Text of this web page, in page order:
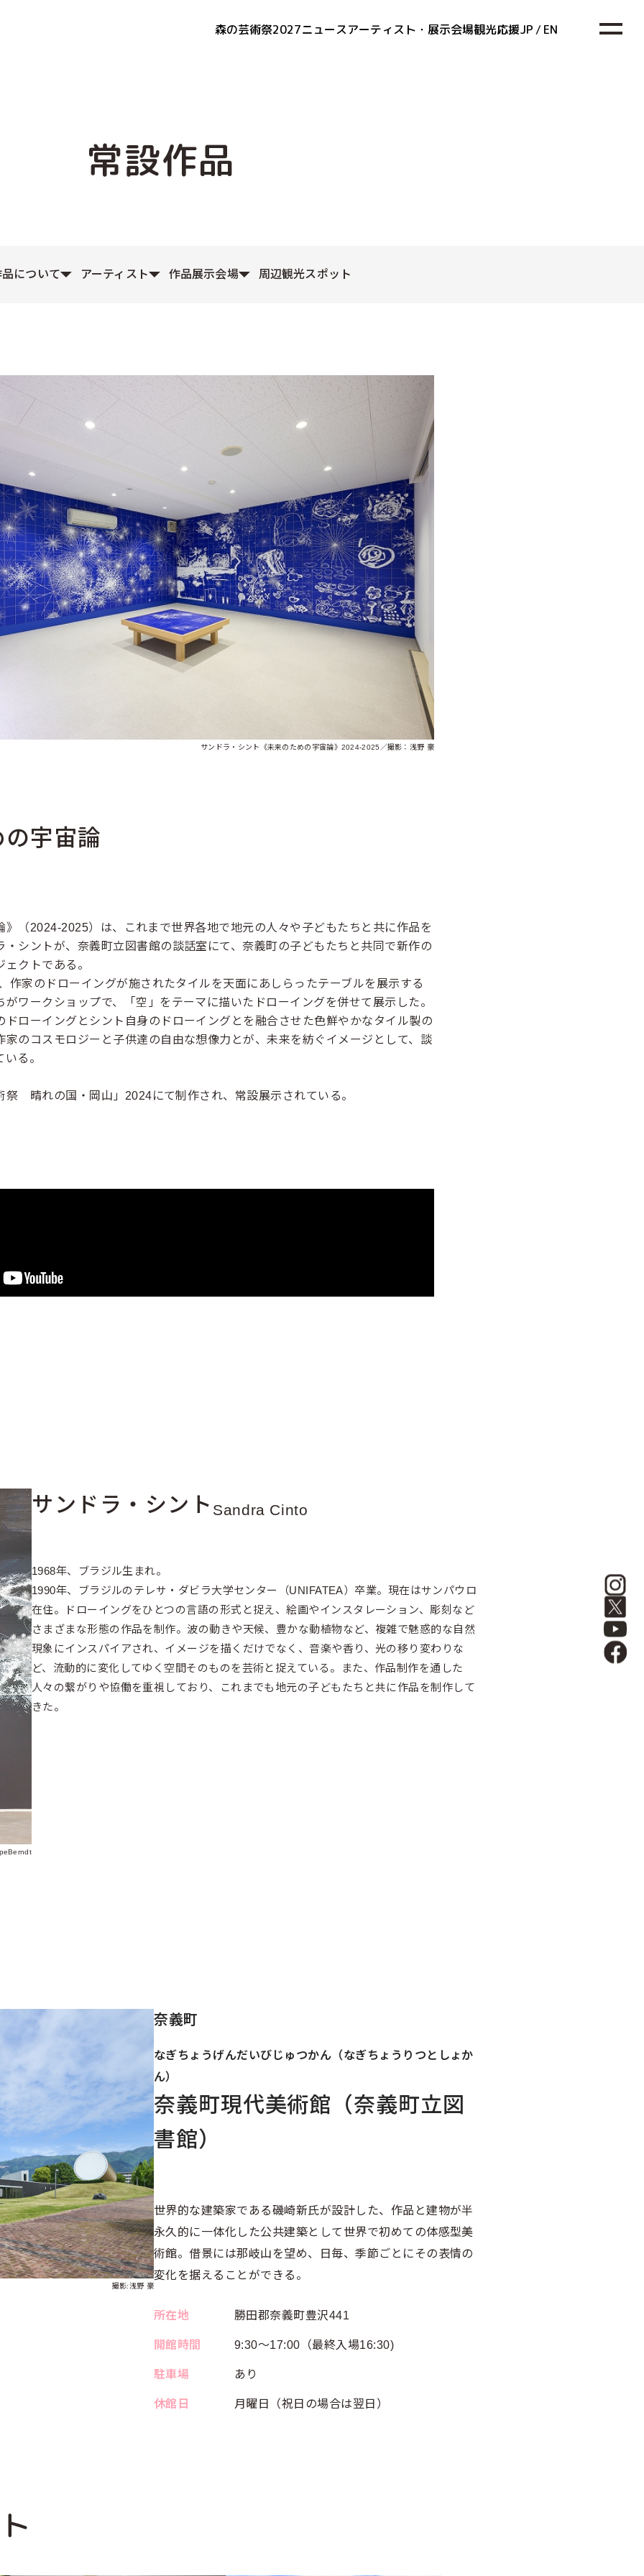
森の芸術祭2027ニュースアーティスト・展示会場観光応援JP /EN
常設作品
品について アーティスト 作品展示会場 周辺観光スポット
サンドラ・シント《未来のための宇宙論》2024-2025／撮影：浅野 豪
宇宙論
》（2024-2025）は、これまで世界各地で地元の人々や子どもたちと共に作品を
・シントが、奈義町立図書館の談話室にて、奈義町の子どもたちと共同で新作の
クトである。
作家のドローイングが施されたタイルを天面にあしらったテーブルを展示する
がワークショップで、「空」をテーマに描いたドローイングを併せて展示した。
ドローイングとシント自身のドローイングとを融合させた色鮮やかなタイル製の
家のコスモロジーと子供達の自由な想像力とが、未来を紡ぐイメージとして、談
る。
祭 晴れの国・岡山」2024にて制作され、常設展示されている。
サンドラ・シント Sandra Cinto
1968年、ブラジル生まれ。
1990年、ブラジルのテレサ・ダビラ大学センター（UNIFATEA）卒業。現在はサンパウロ
在住。ドローイングをひとつの言語の形式と捉え、絵画やインスタレーション、彫刻など
さまざまな形態の作品を制作。波の動きや天候、豊かな動植物など、複雑で魅惑的な自然
現象にインスパイアされ、イメージを描くだけでなく、音楽や香り、光の移り変わりな
ど、流動的に変化してゆく空間そのものを芸術と捉えている。また、作品制作を通した
人々の繋がりや協働を重視しており、これまでも地元の子どもたちと共に作品を制作して
きた。
撮影:浅野 豪
奈義町
なぎちょうげんだいびじゅつかん（なぎちょうりつとしょか
ん）
奈義町現代美術館（奈義町立図
書館）
世界的な建築家である磯崎新氏が設計した、作品と建物が半
永久的に一体化した公共建築として世界で初めての体感型美
術館。借景には那岐山を望め、日毎、季節ごとにその表情の
変化を据えることができる。
所在地 勝田郡奈義町豊沢441
開館時間 9:30～17:00（最終入場16:30)
駐車場 あり
休館日 月曜日（祝日の場合は翌日）